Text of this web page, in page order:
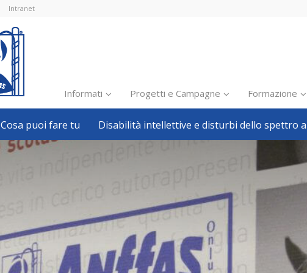
Intranet
Informati
Inclusione scolastica
Inclusione lavorativa
Politiche sociali
Pillole
Formazione
Avvisi, bandi
Welfare locale
Progetti e Campagne Formazione
Cosa puoi fare tu Disabilità intellettive e disturbi dello spettro